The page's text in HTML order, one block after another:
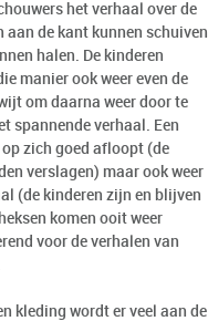
het verhaal over de
aan de kant kunnen schuiven
halen. De kinderen
manier ook weer even de
om daarna weer door te
spannende verhaal. Een
zich goed afloopt (de
verslagen) maar ook weer
(de kinderen zijn en blijven
komen ooit weer
voor de verhalen van
kleding wordt er veel aan de